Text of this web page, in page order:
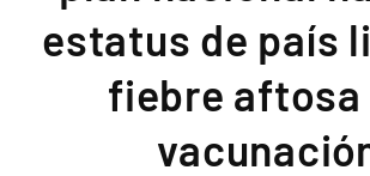
estatus de país
fiebre aftosa